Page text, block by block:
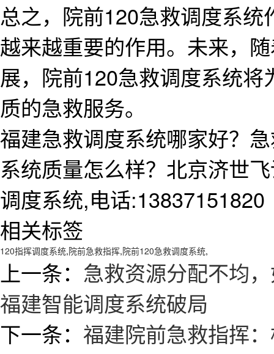
总之，院前120急救调度系
越来越重要的作用。未来，
展，院前120急救调度系统
质的急救服务。
福建急救调度系统哪家好？
系统质量怎么样？北京济世
调度系统,电话:13837151820
相关标签
120指挥调度系统,院前急救指挥,院前120急救调度系统,
上一条： 急救资源分配不均
福建智能调度系统破局
下一条： 福建院前急救指挥